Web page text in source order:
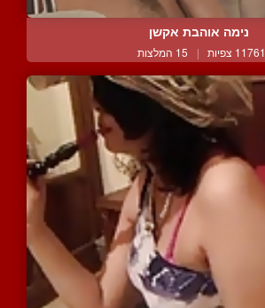
נימה אוהבת אקשן
11761 צפיות | 15 המלצות